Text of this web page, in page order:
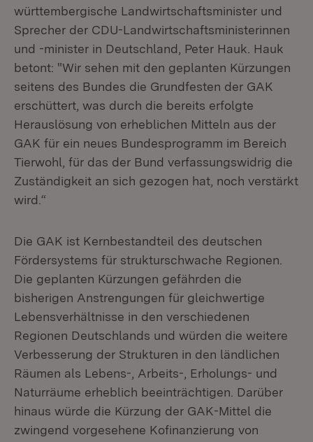
württembergische Landwirtschaftsminister und
Sprecher der CDU-Landwirtschaftsministerinnen
und -minister in Deutschland, Peter Hauk. Hauk
betont: "Wir sehen mit den geplanten Kürzungen
seitens des Bundes die Grundfesten der GAK
erschüttert, was durch die bereits erfolgte
Herauslösung von erheblichen Mitteln aus der
GAK für ein neues Bundesprogramm im Bereich
Tierwohl, für das der Bund verfassungswidrig die
Zuständigkeit an sich gezogen hat, noch verstärkt
wird.“
Die GAK ist Kernbestandteil des deutschen
Fördersystems für strukturschwache Regionen.
Die geplanten Kürzungen gefährden die
bisherigen Anstrengungen für gleichwertige
Lebensverhältnisse in den verschiedenen
Regionen Deutschlands und würden die weitere
Verbesserung der Strukturen in den ländlichen
Räumen als Lebens-, Arbeits-, Erholungs- und
Naturräume erheblich beeinträchtigen. Darüber
hinaus würde die Kürzung der GAK-Mittel die
zwingend vorgesehene Kofinanzierung von